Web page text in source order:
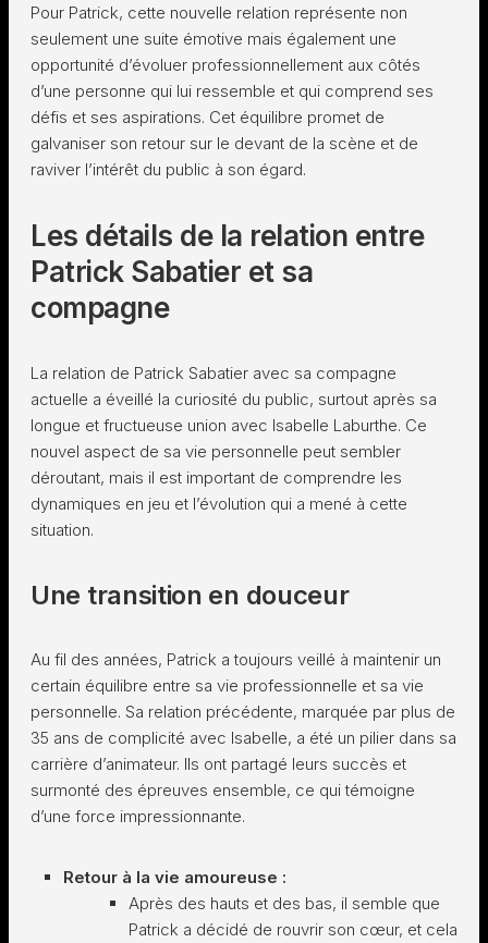
Pour Patrick, cette nouvelle relation représente non
seulement une suite émotive mais également une
opportunité d’évoluer professionnellement aux côtés
d’une personne qui lui ressemble et qui comprend ses
défis et ses aspirations. Cet équilibre promet de
galvaniser son retour sur le devant de la scène et de
raviver l’intérêt du public à son égard.
Les détails de la relation entre
Patrick Sabatier et sa
compagne
La relation de Patrick Sabatier avec sa compagne
actuelle a éveillé la curiosité du public, surtout après sa
longue et fructueuse union avec Isabelle Laburthe. Ce
nouvel aspect de sa vie personnelle peut sembler
déroutant, mais il est important de comprendre les
dynamiques en jeu et l’évolution qui a mené à cette
situation.
Une transition en douceur
Au fil des années, Patrick a toujours veillé à maintenir un
certain équilibre entre sa vie professionnelle et sa vie
personnelle. Sa relation précédente, marquée par plus de
35 ans de complicité avec Isabelle, a été un pilier dans sa
carrière d’animateur. Ils ont partagé leurs succès et
surmonté des épreuves ensemble, ce qui témoigne
d’une force impressionnante.
Retour à la vie amoureuse :
Après des hauts et des bas, il semble que
Patrick a décidé de rouvrir son cœur, et cela